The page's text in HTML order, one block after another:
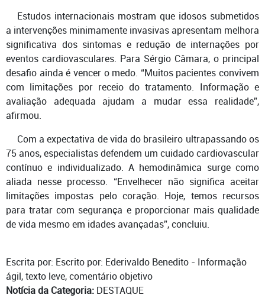
Estudos internacionais mostram que idosos submetidos
a intervenções minimamente invasivas apresentam melhora
significativa dos sintomas e redução de internações por
eventos cardiovasculares. Para Sérgio Câmara, o principal
desafio ainda é vencer o medo. “Muitos pacientes convivem
com limitações por receio do tratamento. Informação e
avaliação adequada ajudam a mudar essa realidade”,
afirmou.
Com a expectativa de vida do brasileiro ultrapassando os
75 anos, especialistas defendem um cuidado cardiovascular
contínuo e individualizado. A hemodinâmica surge como
aliada nesse processo. “Envelhecer não significa aceitar
limitações impostas pelo coração. Hoje, temos recursos
para tratar com segurança e proporcionar mais qualidade
de vida mesmo em idades avançadas”, concluiu.
Escrita por: Escrito por: Ederivaldo Benedito - Informação
ágil, texto leve, comentário objetivo
Notícia da Categoria: DESTAQUE